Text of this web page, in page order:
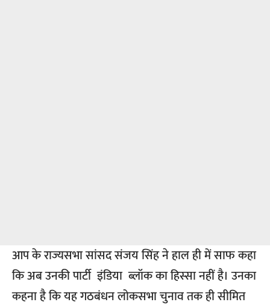
आप के राज्यसभा सांसद संजय सिंह ने हाल ही में साफ कहा
कि अब उनकी पार्टी इंडिया ब्लॉक का हिस्सा नहीं है। उनका
कहना है कि यह गठबंधन लोकसभा चुनाव तक ही सीमित